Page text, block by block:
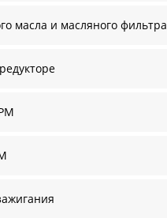
масла и масляного фильтра